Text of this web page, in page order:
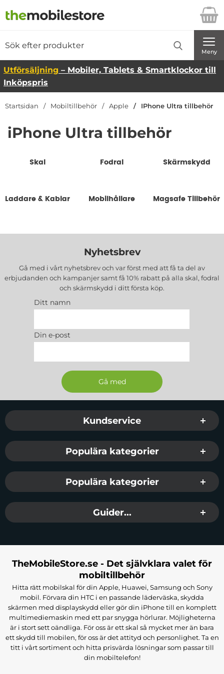
Startsidan för Danira Telecom AB
Meny
Utförsäljning – Mobiler, Tablets & Smartklockor till
Inköpspris
Startsidan Mobiltillbehör Apple IPhone Ultra tillbehör
iPhone Ultra tillbehör
Skal Fodral Skärmskydd
Laddare & Kablar Mobilhållare Magsafe Tillbehör
Nyhetsbrev
Gå med i vårt nyhetsbrev och var först med att få ta del av
erbjudanden och kampanjer samt få 10% rabatt på alla skal, fodral
och skärmskydd i ditt första köp.
Ditt namn
Din e-post
Sidfot Blandad info och länkar
Kundservice
Populära kategorier
Populära kategorier
Guider...
TheMobileStore.se - Det självklara valet för
mobiltillbehör
Hitta rätt mobilskal för din Apple, Huawei, Samsung och Sony
mobil. Förvara din HTC i en passande läderväska, skydda
skärmen med displayskydd eller gör din iPhone till en komplett
multimediemaskin med ett par snygga hörlurar. Möjligheterna
är i stort sett oändliga. För oss är ett skal så mycket mer än bara
ett skydd till mobilen, för oss är det attityd och personlighet. Ta en
titt i vårt sortiment och hitta prisvärda lösningar som passar till
din mobiltelefon!